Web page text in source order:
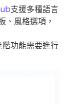
支援多種語言
、風格選項，
功能需要進行